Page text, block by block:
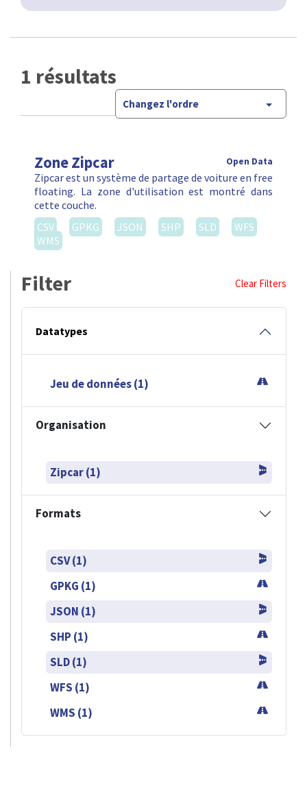
1 résultats
Changez l'ordre
Zone Zipcar Open Data
Zipcar est un système de partage de voiture en free
floating. La zone d'utilisation est montré dans
cette couche.
CSV
GPKG JSON SHP SLD
WFS
WMS
Filter Clear Filters
Datatypes
Jeu de données (1)
Organisation
Zipcar (1)
Formats
CSV (1)
GPKG (1)
JSON (1)
SHP (1)
SLD (1)
WFS (1)
WMS (1)